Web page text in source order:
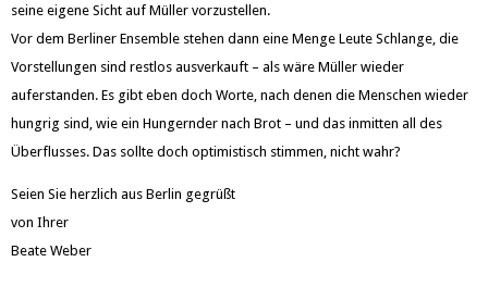
seine eigene Sicht auf Müller vorzustellen.
Vor dem Berliner Ensemble stehen dann eine Menge Leute Schlange, die
Vorstellungen sind restlos ausverkauft – als wäre Müller wieder
auferstanden. Es gibt eben doch Worte, nach denen die Menschen wieder
hungrig sind, wie ein Hungernder nach Brot – und das inmitten all des
Überflusses. Das sollte doch optimistisch stimmen, nicht wahr?
Seien Sie herzlich aus Berlin gegrüßt
von Ihrer
Beate Weber